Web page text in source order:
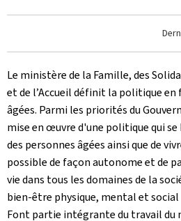
Le ministère de la Famille, des
et de l’Accueil définit la politique en
âgées. Parmi les priorités du
mise en œuvre d'une politique qui se
des personnes âgées ainsi que de
possible de façon autonome et de
vie dans tous les domaines de la
bien-être physique, mental et social
Font partie intégrante du travail du